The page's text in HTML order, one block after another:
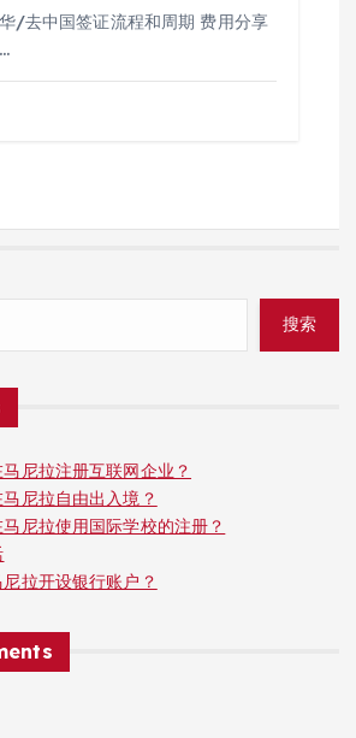
/去中国签证流程和周期 费用分享
搜索
尼拉注册互联网企业？
尼拉自由出入境？
尼拉使用国际学校的注册？
拉开设银行账户？